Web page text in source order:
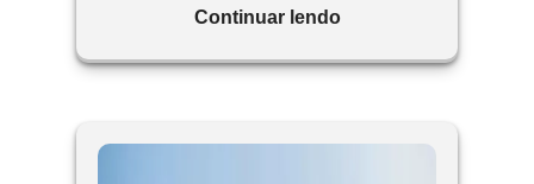
medidas adotadas face ao condômino
Continuar lendo